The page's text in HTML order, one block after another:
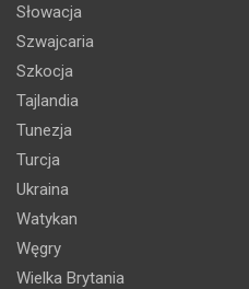
Słowacja
Szwajcaria
Szkocja
Tajlandia
Tunezja
Turcja
Ukraina
Watykan
Węgry
Wielka Brytania